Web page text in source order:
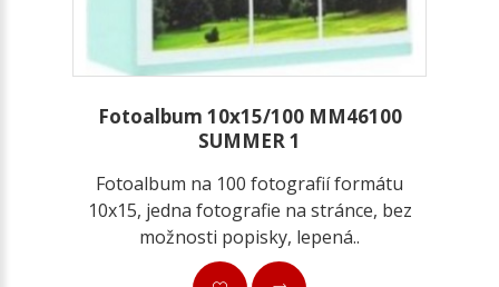
Fotoalbum 10x15/100 MM46100
SUMMER 1
Fotoalbum na 100 fotografií formátu
10x15, jedna fotografie na stránce, bez
možnosti popisky, lepená..